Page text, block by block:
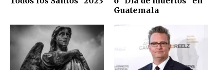
Guatemala